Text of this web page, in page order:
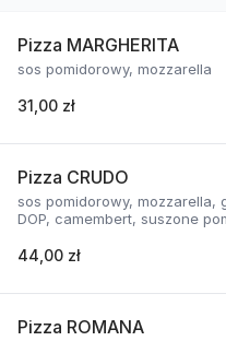
Pizza MARGHERITA
sos pomidorowy, mozzarella
31,00 zł
Pizza CRUDO
sos pomidorowy, mozzarella,
DOP, camembert, suszone
44,00 zł
Pizza ROMANA